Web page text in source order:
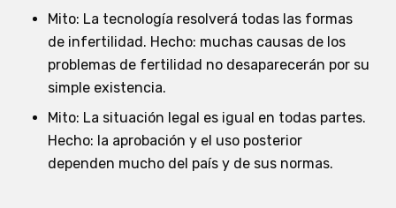
Mito: La tecnología resolverá todas las formas
de infertilidad. Hecho: muchas causas de los
problemas de fertilidad no desaparecerán por su
simple existencia.
Mito: La situación legal es igual en todas partes.
Hecho: la aprobación y el uso posterior
dependen mucho del país y de sus normas.